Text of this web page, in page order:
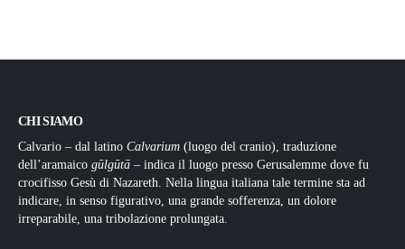
CHI SIAMO
Calvario – dal latino Calvarium (luogo del cranio), traduzione
dell’aramaico gūlgūtā – indica il luogo presso Gerusalemme dove fu
crocifisso Gesù di Nazareth. Nella lingua italiana tale termine sta ad
indicare, in senso figurativo, una grande sofferenza, un dolore
irreparabile, una tribolazione prolungata.